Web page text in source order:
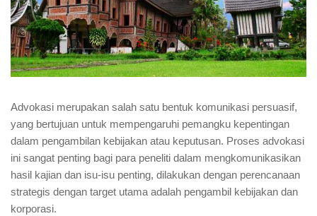
Advokasi merupakan salah satu bentuk komunikasi persuasif,
yang bertujuan untuk mempengaruhi pemangku kepentingan
dalam pengambilan kebijakan atau keputusan. Proses advokasi
ini sangat penting bagi para peneliti dalam mengkomunikasikan
hasil kajian dan isu-isu penting, dilakukan dengan perencanaan
strategis dengan target utama adalah pengambil kebijakan dan
korporasi.